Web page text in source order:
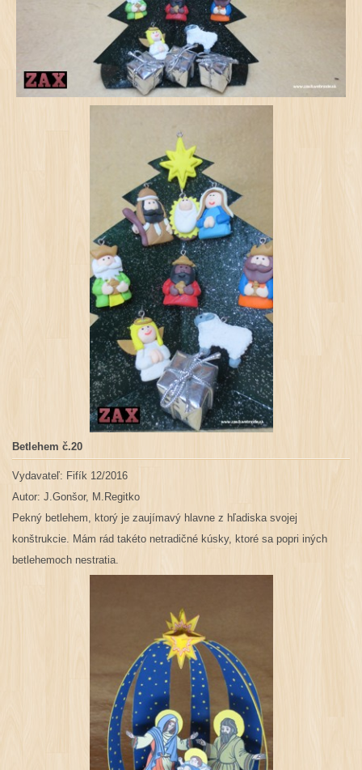
Betlehem č.20
Vydavateľ: Fifík 12/2016
Autor: J.Gonšor, M.Regitko
Pekný betlehem, ktorý je zaujímavý hlavne z hľadiska svojej
konštrukcie. Mám rád takéto netradičné kúsky, ktoré sa popri iných
betlehemoch nestratia.